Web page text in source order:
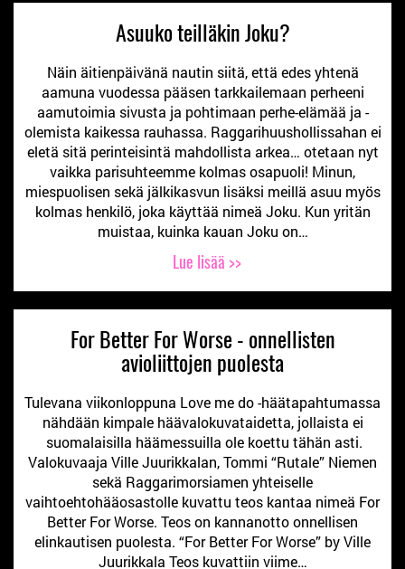
Asuuko teilläkin Joku?
Näin äitienpäivänä nautin siitä, että edes yhtenä
aamuna vuodessa pääsen tarkkailemaan perheeni
aamutoimia sivusta ja pohtimaan perhe-elämää ja -
olemista kaikessa rauhassa. Raggarihuushollissahan ei
eletä sitä perinteisintä mahdollista arkea… otetaan nyt
vaikka parisuhteemme kolmas osapuoli! Minun,
miespuolisen sekä jälkikasvun lisäksi meillä asuu myös
kolmas henkilö, joka käyttää nimeä Joku. Kun yritän
muistaa, kuinka kauan Joku on…
Lue lisää >>
For Better For Worse - onnellisten
avioliittojen puolesta
Tulevana viikonloppuna Love me do -häätapahtumassa
nähdään kimpale häävalokuvataidetta, jollaista ei
suomalaisilla häämessuilla ole koettu tähän asti.
Valokuvaaja Ville Juurikkalan, Tommi “Rutale” Niemen
sekä Raggarimorsiamen yhteiselle
vaihtoehtohääosastolle kuvattu teos kantaa nimeä For
Better For Worse. Teos on kannanotto onnellisen
elinkautisen puolesta. “For Better For Worse” by Ville
Juurikkala Teos kuvattiin viime…